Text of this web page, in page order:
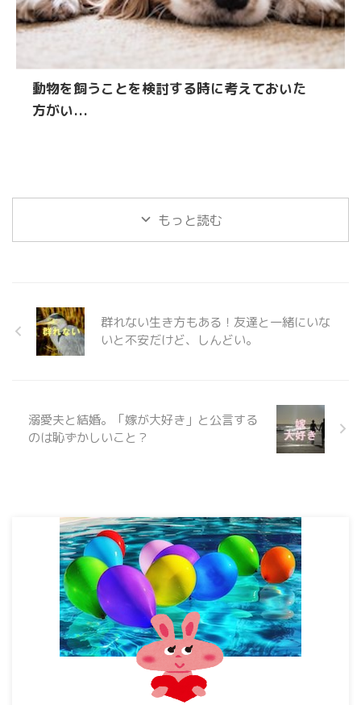
動物を飼うことを検討する時に考えておいた
方がい...
もっと読む
群れない生き方もある！友達と一緒にいな
いと不安だけど、しんどい。
溺愛夫と結婚。「嫁が大好き」と公言する
のは恥ずかしいこと？